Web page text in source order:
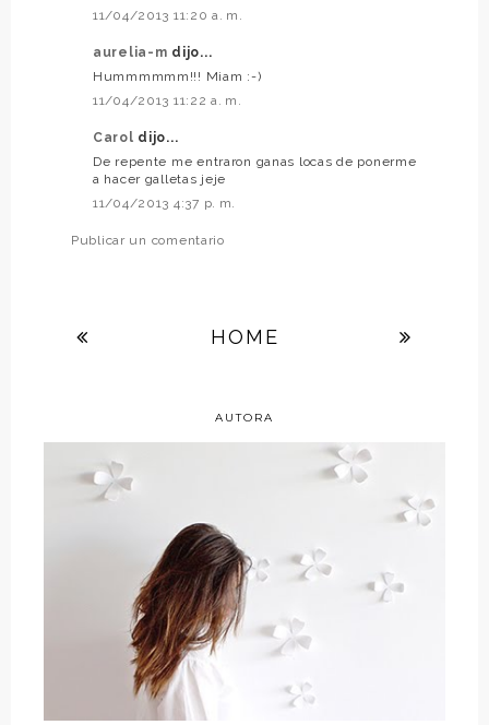
11/04/2013 11:20 a. m.
aurelia-m dijo...
Hummmmmm!!! Miam :-)
11/04/2013 11:22 a. m.
Carol dijo...
De repente me entraron ganas locas de ponerme
a hacer galletas jeje
11/04/2013 4:37 p. m.
Publicar un comentario
HOME
AUTORA